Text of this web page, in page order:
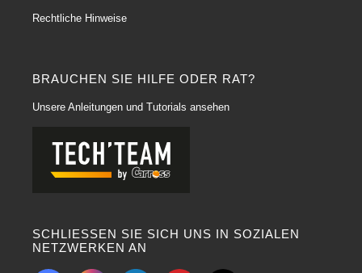
BRAUCHEN SIE HILFE ODER RAT?
Unsere Anleitungen und Tutorials ansehen
SCHLIESSEN SIE SICH UNS IN SOZIALEN
NETZWERKEN AN
Rechtliche Hinweise